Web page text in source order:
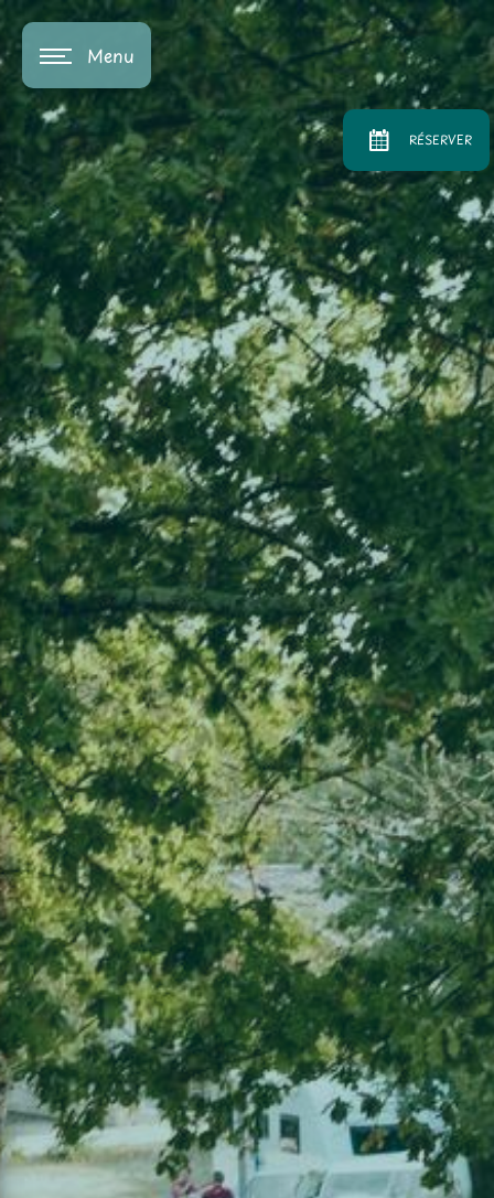
RÉSERVER
Menu
Panneau de gestion des cookies